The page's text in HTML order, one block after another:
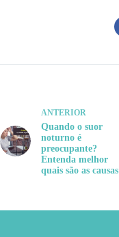
ANTERIOR
Quando o suor
noturno é
preocupante?
Entenda melhor
quais são as causas